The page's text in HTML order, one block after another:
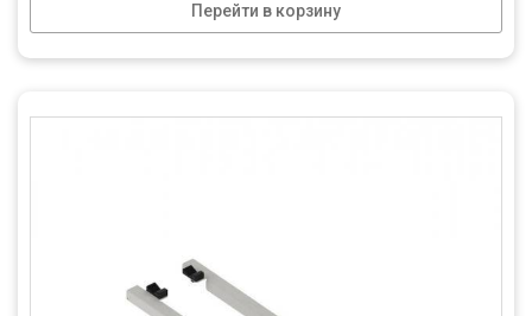
Перейти в корзину